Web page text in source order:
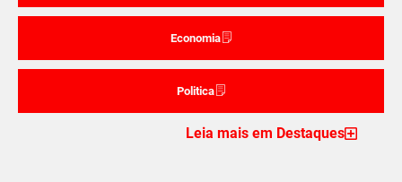
Economia
Politica
Leia mais em Destaques